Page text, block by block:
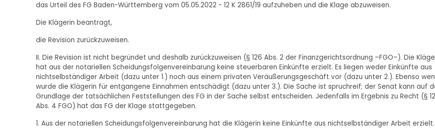
das Urteil des FG Baden-Württemberg vom 05.05.2022 - 12 K 2861/19 aufzuheben und die Klage abzuweisen.
Die Klägerin beantragt,
die Revision zurückzuweisen.
II. Die Revision ist nicht begründet und deshalb zurückzuweisen (§ 126 Abs. 2 der Finanzgerichtsordnung –FGO–). Die
hat aus der notariellen Scheidungsfolgenvereinbarung keine steuerbaren Einkünfte erzielt. Es liegen weder Einkünfte aus
nichtselbständiger Arbeit (dazu unter 1.) noch aus einem privaten Veräußerungsgeschäft vor (dazu unter 2.). Ebenso
wurde die Klägerin für entgangene Einnahmen entschädigt (dazu unter 3.). Die Sache ist spruchreif; der Senat kann auf
Grundlage der tatsächlichen Feststellungen des FG in der Sache selbst entscheiden. Jedenfalls im Ergebnis zu Recht (§
Abs. 4 FGO) hat das FG der Klage stattgegeben.
1. Aus der notariellen Scheidungsfolgenvereinbarung hat die Klägerin keine Einkünfte aus nichtselbständiger Arbeit erzielt.